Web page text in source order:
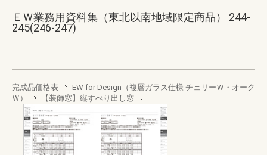
ＥＷ業務用資料集（東北以南地域限定商品） 244-
245(246-247)
完成品価格表
EW for Design（複層ガラス仕様 チェリーＷ・オーク
Ｗ）
【装飾窓】縦すべり出し窓